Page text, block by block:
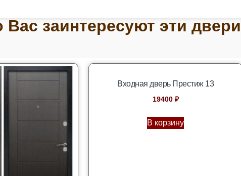
заинтересуют эти
Входная дверь Престиж 13
19400 ₽
В корзину